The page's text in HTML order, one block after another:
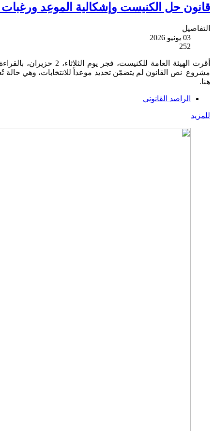
قانون حل الكنيست وإشكالية الموعِد
التفاصيل
03 يونيو 2026
252
مشروع نص القانون لم يتضمّن تحديد موعداً للانتخابات، وهي حالة
هنا.
الراصد القانوني
للمزيد